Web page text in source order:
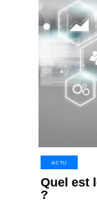
ACTU
Quel est
?